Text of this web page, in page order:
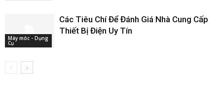
Máy móc - Dụng
Cụ
Các Tiêu Chí Để Đánh Giá Nhà Cung Cấp
Thiết Bị Điện Uy Tín